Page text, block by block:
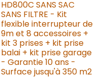
HD800C SANS SAC
SANS FILTRE - Kit
flexible interrupteur de
9m et 8 accessoires +
kit 3 prises + kit prise
balai + kit prise garage
- Garantie 10 ans -
Surface jusqu'à 350 m2